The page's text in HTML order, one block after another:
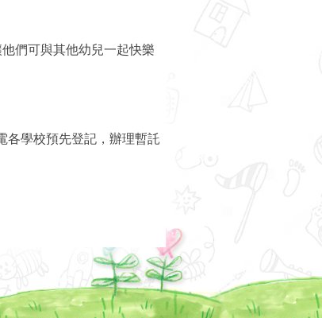
們可與其他幼兒一起快樂
各學校預先登記，辦理暫託